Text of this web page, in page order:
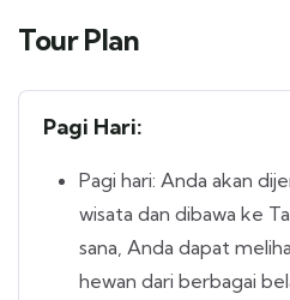
Tour Plan
Pagi Hari:
Pagi hari: Anda akan
wisata dan dibawa ke
sana, Anda dapat
hewan dari berbagai